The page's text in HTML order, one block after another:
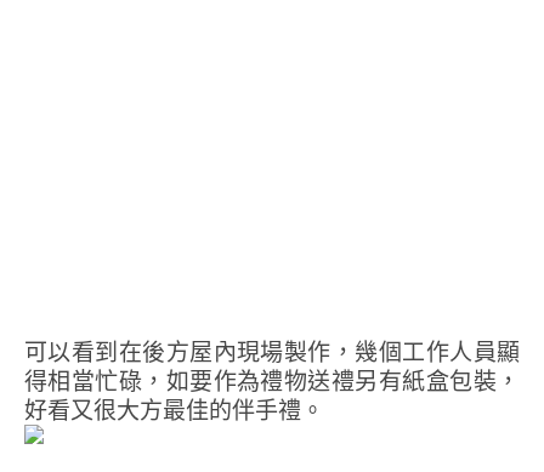
可以看到在後方屋內現場製作，幾個工作人員顯
得相當忙碌，如要作為禮物送禮另有紙盒包裝，
好看又很大方最佳的伴手禮。